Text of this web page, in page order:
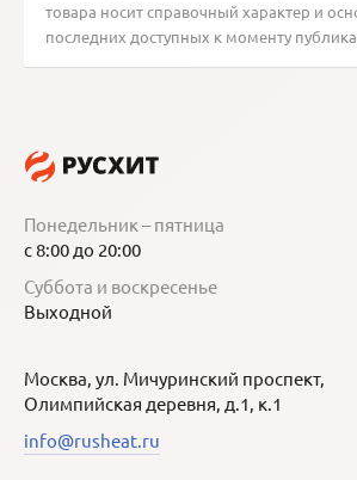
товара носит справочный характер и
последних доступных к моменту
Москва, ул. Мичуринский проспект,
Олимпийская деревня, д.1, к.1
info@rusheat.ru
Понедельник – пятница
с 8:00 до 20:00
Суббота и воскресенье
Выходной